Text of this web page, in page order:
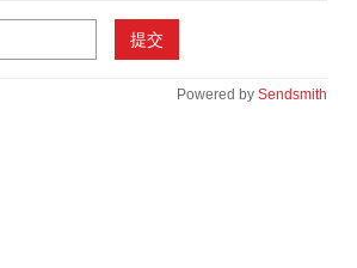
提交
Powered by Sendsmith